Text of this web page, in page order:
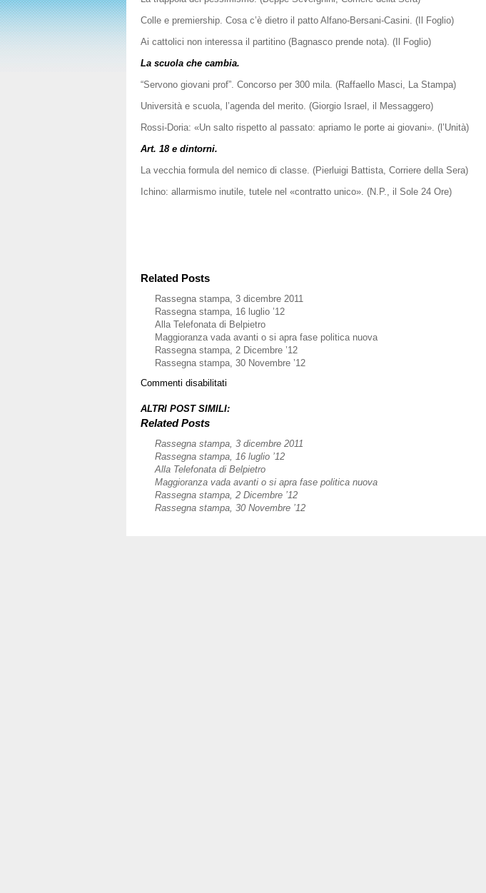
Colle e premiership. Cosa c’è dietro il patto Alfano-Bersani-Casini. (Il Foglio)
Ai cattolici non interessa il partitino (Bagnasco prende nota). (Il Foglio)
La scuola che cambia.
“Servono giovani prof”. Concorso per 300 mila. (Raffaello Masci, La Stampa)
Università e scuola, l’agenda del merito. (Giorgio Israel, il Messaggero)
Rossi-Doria: «Un salto rispetto al passato: apriamo le porte ai giovani». (l’Unità)
Art. 18 e dintorni.
La vecchia formula del nemico di classe. (Pierluigi Battista, Corriere della Sera)
Ichino: allarmismo inutile, tutele nel «contratto unico». (N.P., il Sole 24 Ore)
Related Posts
Rassegna stampa, 3 dicembre 2011
Rassegna stampa, 16 luglio ’12
Alla Telefonata di Belpietro
Maggioranza vada avanti o si apra fase politica nuova
Rassegna stampa, 2 Dicembre ’12
Rassegna stampa, 30 Novembre ’12
Commenti disabilitati
stampa,
’11
ALTRI POST SIMILI:
Related Posts
Rassegna stampa, 3 dicembre 2011
Rassegna stampa, 16 luglio ’12
Alla Telefonata di Belpietro
Maggioranza vada avanti o si apra fase politica nuova
Rassegna stampa, 2 Dicembre ’12
Rassegna stampa, 30 Novembre ’12